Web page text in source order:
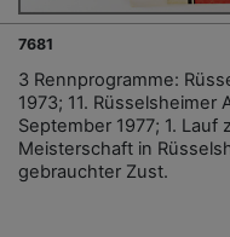
7681
3 Rennprogramme:
1973; 11. Rüsselsheimer
September 1977; 1. Lauf
Meisterschaft in
gebrauchter Zust.